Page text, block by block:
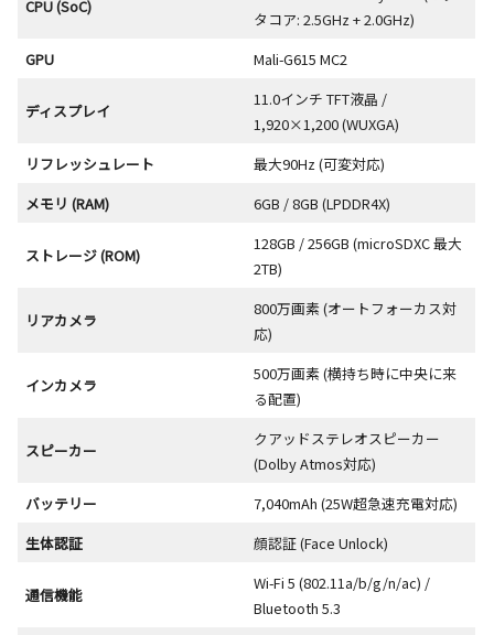
CPU (SoC)
タコア: 2.5GHz + 2.0GHz)
GPU
Mali-G615 MC2
ディスプレイ
11.0インチ TFT液晶 /
1,920×1,200 (WUXGA)
リフレッシュレート
最大90Hz (可変対応)
メモリ (RAM)
6GB / 8GB (LPDDR4X)
ストレージ (ROM)
128GB / 256GB (microSDXC 最大
2TB)
リアカメラ
800万画素 (オートフォーカス対
応)
インカメラ
500万画素 (横持ち時に中央に来
る配置)
スピーカー
クアッドステレオスピーカー
(Dolby Atmos対応)
バッテリー
7,040mAh (25W超急速充電対応)
生体認証
顔認証 (Face Unlock)
通信機能
Wi-Fi 5 (802.11a/b/g/n/ac) /
Bluetooth 5.3